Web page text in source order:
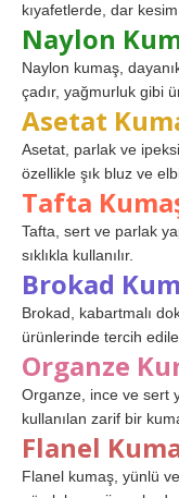
kıyafetlerde, dar
Naylon
Naylon kumaş,
çadır, yağmurluk gibi
Asetat
Asetat, parlak ve
özellikle şık bluz ve
Tafta
Tafta, sert ve parlak
sıklıkla kullanılır.
Brokad
Brokad, kabartmalı
ürünlerinde tercih
Organze
Organze, ince ve sert
kullanılan zarif bir
Flanel
Flanel kumaş, yünlü ve